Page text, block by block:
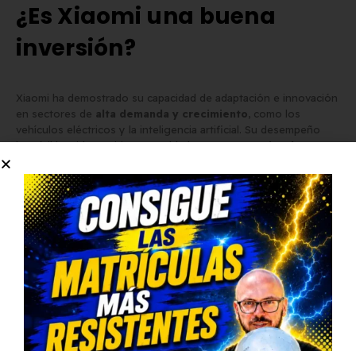
¿Es Xiaomi una buena
inversión?
Xiaomi ha demostrado su capacidad de adaptación e innovación
en sectores de alta demanda y crecimiento , como los
vehículos eléctricos y la inteligencia artificial. Su desempeño
bursátil ha sido positivo, respaldado porestrategias de
Si la compañía logra superar los desafíos mencionados y
consolidar su presencia en el sector EV y en la IA, podría seguir
siendo una inversión atractiva para los inversores a largo plazo.
Palabras clave para SEO:Xiaomi en bolsa, análisis Xiaomi
2025, acciones Xiaomi, futuro Xiaomi, Xiaomi vehículos
eléctricos, Xiaomi IA, Xiaomi inversiones, cotización Xiaomi.